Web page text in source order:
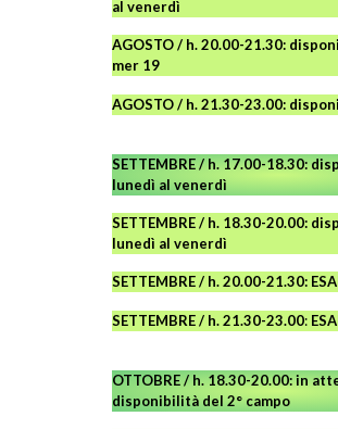
al venerdì
AGOSTO / h. 20.00-21.30:
mer 19
AGOSTO/ h. 21.30-23.00:
SETTEMBRE / h. 17.00-18.30:
lunedì al venerdì
SETTEMBRE / h. 18.30-20.00:
lunedì al venerdì
SETTEMBRE / h. 20.00-21.30:
SETTEMBRE / h. 21.30-23.00:
OTTOBRE / h. 18.30-20.00:in
disponibilità del 2° campo